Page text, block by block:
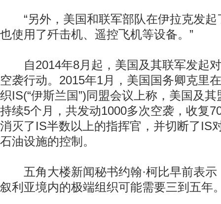
“另外，美国和联军部队在伊拉克发起
也使用了歼击机、遥控飞机等设备。”
自2014年8月起，美国及其联军发起对
空袭行动。2015年1月，美国国务卿克里
织IS(“伊斯兰国”)同盟会议上称，美国及
持续5个月，共发动1000多次空袭，收复
消灭了IS半数以上的指挥官，并切断了IS
石油设施的控制。
五角大楼新闻秘书约翰·柯比早前表示
叙利亚境内的极端组织可能需要三到五年